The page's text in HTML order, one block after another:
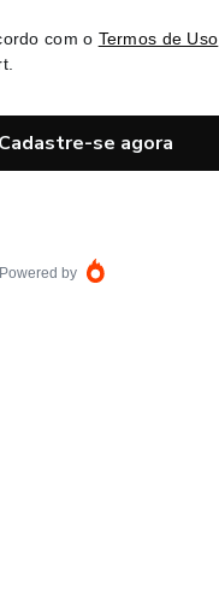
com o Termos de Uso
Cadastre-se agora
Powered by